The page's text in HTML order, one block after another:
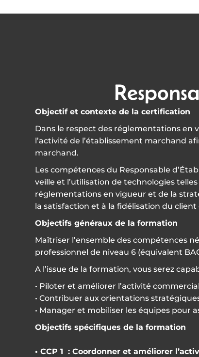
Objectif et contexte de la certification
Dans le respect des réglementations en
l’activité de l’établissement marchand
marchand.
Les compétences du Responsable
veille et l’utilisation de technologies
réglementations en vigueur et de la
la satisfaction et à la fidélisation du
Objectifs généraux de la formation
Maîtriser l’ensemble des compétences
professionnel de niveau 6 (équivalent
A l’issue de la formation, vous serez
• Piloter et améliorer l’activité
• Contribuer aux orientations
• Manager et mobiliser les équipes pour
Objectifs spécifiques de la formation
• CCP 1 : Coordonner et améliorer